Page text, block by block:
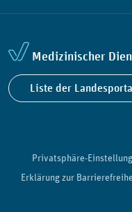
Medizinischer
Liste der
Privatsphäre-
Erklärung zur